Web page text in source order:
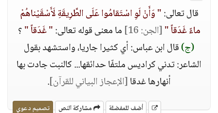
قال تعالى:" وَأَنْ لَوِ اسْتَقامُوا عَلَى الطَّرِيقَةِ لَأَسْقَيْناهُمْ
ماءً غَدَقاً "[الجن: 16] ما معنى قوله تعالى:" غَدَقاً "؟
(ج)قال ابن عباس: أي كثيرا جاريا، واستشهد بقول
الشاعر: تدني كراديس ملتفّا حدائقها... كالنبت جادت بها
أنهارها غدقا[الإعجاز البياني للقرآن].
أضف للمفضلة مشاركة النص تصميم دعوي